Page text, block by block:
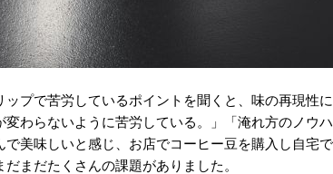
プで苦労しているポイントを聞くと、味の再現性
わらないように苦労している。」「淹れ方のノウ
美味しいと感じ、お店でコーヒー豆を購入し自宅
まだたくさんの課題がありました。